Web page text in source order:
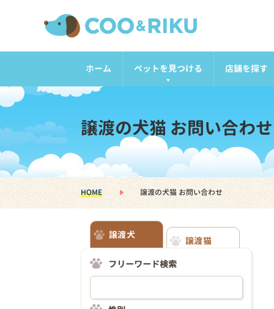
ホーム ペットを見つける 店舗を探す
譲渡の犬猫 お問い合わせ
HOME 譲渡の犬猫 お問い合わせ
譲渡犬
譲渡猫
フリーワード検索